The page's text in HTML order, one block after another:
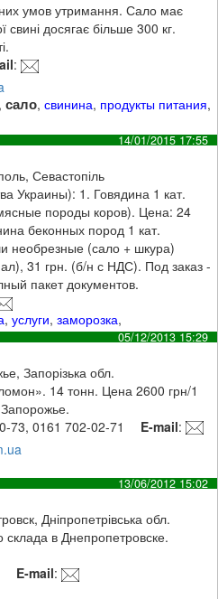
умов утримання. Сало має
досягає більше 300 кг.
:
,сало,свинина, продукты питания,
14/01/2015 17:55
Севастопіль
Украины): 1. Говядина 1 кат.
породы коров). Цена: 24
беконных пород 1 кат.
необрезные (сало + шкура)
31 грн. (б/н с НДС). Под заказ -
пакет документов.
,услуги,заморозка,
05/12/2013 15:29
Запорізька обл.
14 тонн. Цена 2600 грн/1
73, 0161 702-02-71 E-mail:
13/06/2012 15:02
Дніпропетрівська обл.
в Днепропетровске.
E-mail: